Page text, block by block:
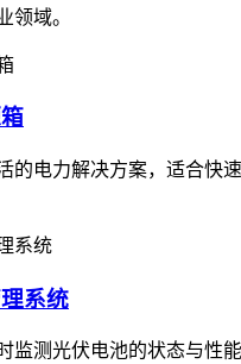
领域。
的电力解决方案，适合快
系统
监测光伏电池的状态与性